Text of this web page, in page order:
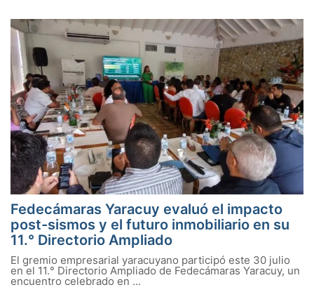
Fedecámaras Yaracuy evaluó el impacto
post-sismos y el futuro inmobiliario en su
11.° Directorio Ampliado
El gremio empresarial yaracuyano participó este 30 julio
en el 11.° Directorio Ampliado de Fedecámaras Yaracuy, un
encuentro celebrado en ...